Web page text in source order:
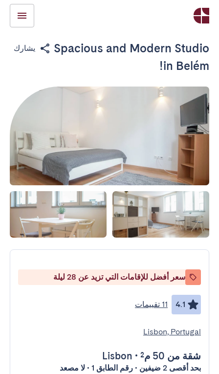
Spacious and Modern Studio
in Belém!
يشارك
سعر أفضل للإقامات التي تزيد عن 28 ليلة
4.1 11 تقييمات
Lisbon, Portugal
شقة من 50 م² •
Lisbon
بحد أقصى 2 ضيفين • رقم الطابق 1 • لا مصعد